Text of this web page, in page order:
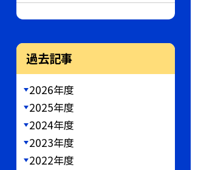
過去記事
2026年度
2025年度
2024年度
2023年度
2022年度